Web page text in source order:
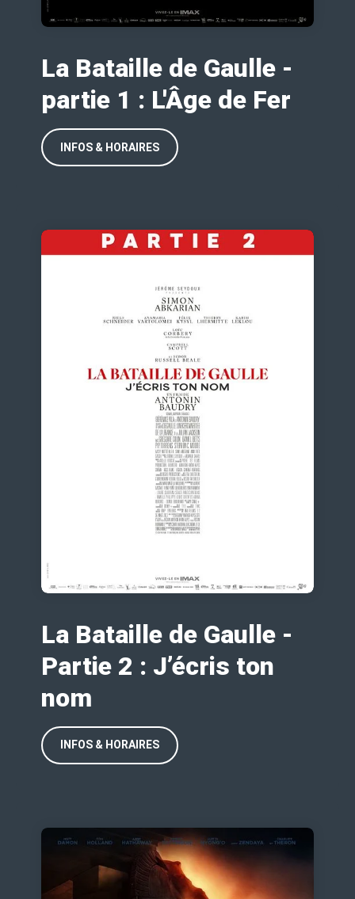
La Bataille de Gaulle -
partie 1 : L'Âge de Fer
INFOS & HORAIRES
La Bataille de Gaulle -
Partie 2 : J’écris ton
nom
INFOS & HORAIRES